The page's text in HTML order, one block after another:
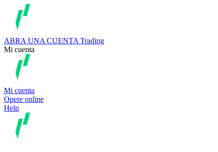
ABRA UNA CUENTA Trading
Mi cuenta
Mi cuenta
Opere online
Help